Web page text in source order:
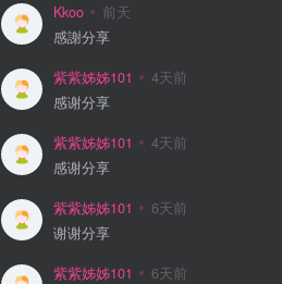
Kkoo 前天
感謝分享
紫紫姊姊101 4天前
感谢分享
紫紫姊姊101 4天前
感谢分享
紫紫姊姊101 6天前
谢谢分享
紫紫姊姊101 6天前